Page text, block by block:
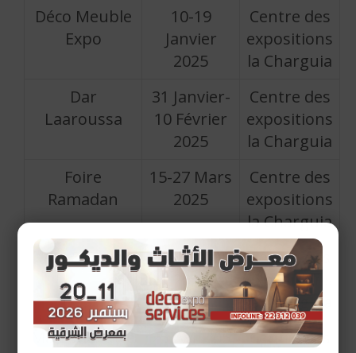
Déco Meuble
Expo
10-19
Janvier
2025
Centre des
expositions
la Charguia
Dar
Laaroussa
31 Janvier-
10 Février
2025
Centre des
expositions
la Charguia
Foire
Ramadan
15-27 Mars
2025
Centre des
expositions
la Charguia
Art & Déco
11-20 Avril
2025
Centre des
expositions
la Charguia
Mafrouchette
25-Avr - 05
Centre des